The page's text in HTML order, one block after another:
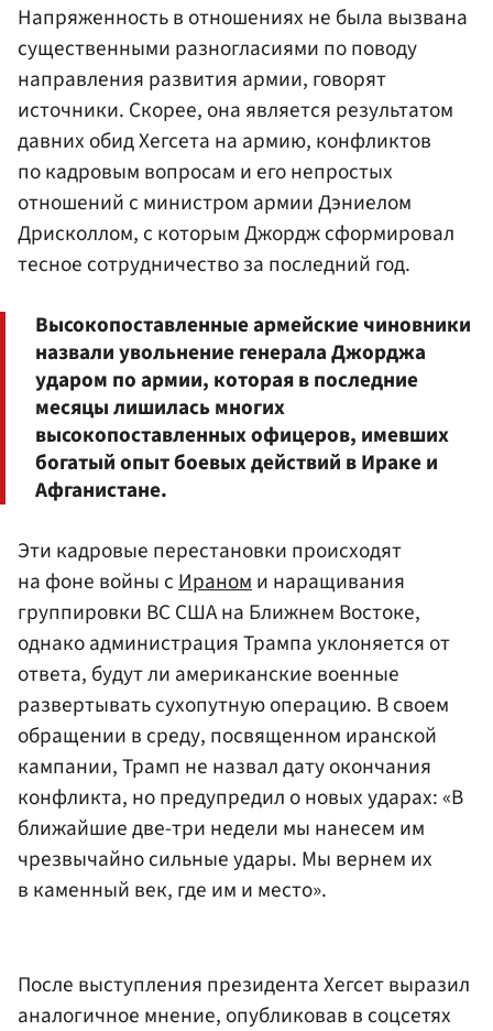
Напряженность в отношениях не была вызвана
существенными разногласиями по поводу
направления развития армии, говорят
источники. Скорее, она является результатом
давних обид Хегсета на армию, конфликтов
по кадровым вопросам и его непростых
отношений с министром армии Дэниелом
Дрисколлом, с которым Джордж сформировал
тесное сотрудничество за последний год.
Высокопоставленные армейские чиновники
назвали увольнение генерала Джорджа
ударом по армии, которая в последние
месяцы лишилась многих
высокопоставленных офицеров, имевших
богатый опыт боевых действий в Ираке и
Афганистане.
Эти кадровые перестановки происходят
на фоне войны сИраноми наращивания
группировки ВС США на Ближнем Востоке,
однако администрация Трампа уклоняется от
ответа, будут ли американские военные
развертывать сухопутную операцию. В своем
обращении в среду, посвященном иранской
кампании, Трамп не назвал дату окончания
конфликта, но предупредил о новых ударах: «В
ближайшие две-три недели мы нанесем им
чрезвычайно сильные удары. Мы вернем их
в каменный век, где им и место».
После выступления президента Хегсет выразил
аналогичное мнение, опубликовав в соцсетях